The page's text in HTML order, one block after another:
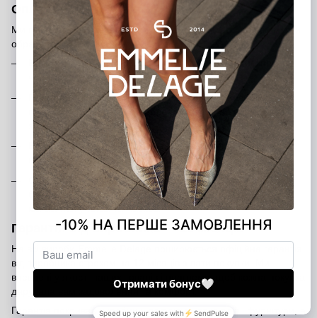
Оплата замовлення
Ми пропонуємо кілька зручних способів оплати, щоб ви могли
обрати той, який підходить саме вам:
Банківською карткою на сайті — швидко та безпечно
через платіжну систему
Післяоплата
— оплата при отриманні після внесення
передоплати 200 грн (передоплата є гарантією вашого
замовлення)
Банківський переказ — ви можете переказати кошти на
наш розрахунковий рахунок
Оплата в шоурумах— розрахуватися можна готівкою,
банківською карткою або через термінал у наших
магазинах у Києві та Харкові
Гарантія від виробника — 12 місяців
На всі вироби Emmelie Delage поширюється офіційна гарантія
від виробника строком на 12 місяців з дати покупки. Ми
впевнені у якості наших товарів і прагнемо, щоб кожна покупка
дарувала вам задоволення та комфорт.
Гарантія покриває виробничі дефекти матеріалів і фурнітури, а